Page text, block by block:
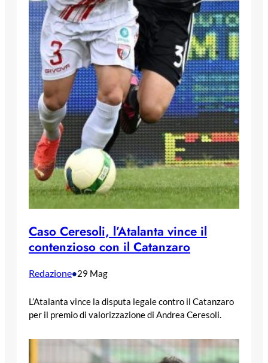
Caso Ceresoli, l’Atalanta vince il
contenzioso con il Catanzaro
Redazione•29 Mag
L’Atalanta vince la disputa legale contro il Catanzaro
per il premio di valorizzazione di Andrea Ceresoli.